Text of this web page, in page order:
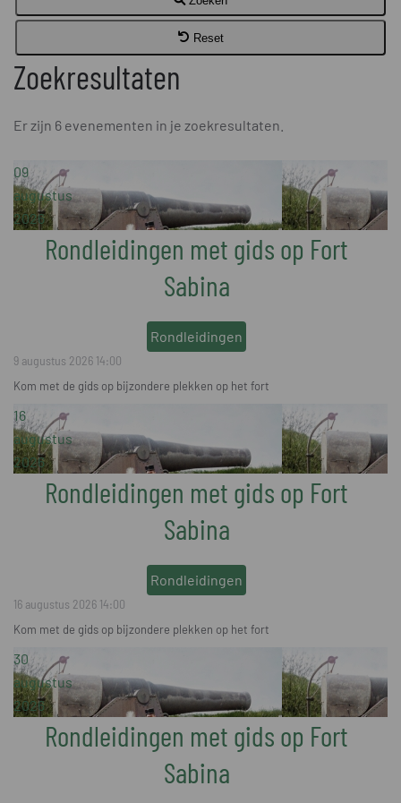
Reset
Zoekresultaten
Er zijn 6 evenementen in je zoekresultaten.
09
augustus
2026
Rondleidingen met gids op Fort
Sabina
Rondleidingen
9 augustus 2026 14:00
Kom met de gids op bijzondere plekken op het fort
16
augustus
2026
Rondleidingen met gids op Fort
Sabina
Rondleidingen
16 augustus 2026 14:00
Kom met de gids op bijzondere plekken op het fort
30
augustus
2026
Rondleidingen met gids op Fort
Sabina